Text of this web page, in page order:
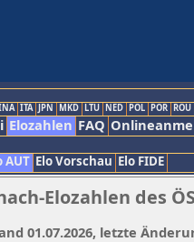
ITA JPN MKD LTU NED POL POR ROU
Elozahlen FAQ
AUT Elo Vorschau Elo FIDE
Elozahlen des
01.07.2026, letzte